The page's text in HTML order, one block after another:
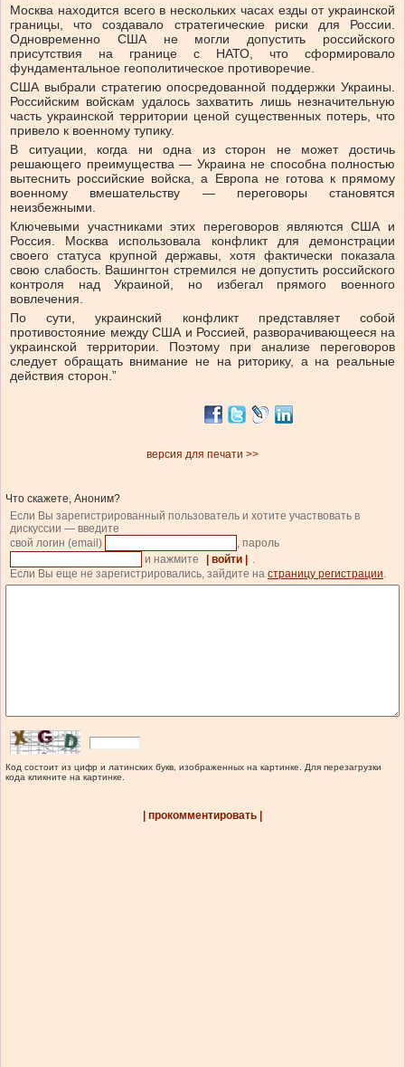
Москва находится всего в нескольких часах езды от украинской
границы, что создавало стратегические риски для России.
Одновременно США не могли допустить российского
присутствия на границе с НАТО, что сформировало
фундаментальное геополитическое противоречие.
США выбрали стратегию опосредованной поддержки Украины.
Российским войскам удалось захватить лишь незначительную
часть украинской территории ценой существенных потерь, что
привело к военному тупику.
В ситуации, когда ни одна из сторон не может достичь
решающего преимущества — Украина не способна полностью
вытеснить российские войска, а Европа не готова к прямому
военному вмешательству — переговоры становятся
неизбежными.
Ключевыми участниками этих переговоров являются США и
Россия. Москва использовала конфликт для демонстрации
своего статуса крупной державы, хотя фактически показала
свою слабость. Вашингтон стремился не допустить российского
контроля над Украиной, но избегал прямого военного
вовлечения.
По сути, украинский конфликт представляет собой
противостояние между США и Россией, разворачивающееся на
украинской территории. Поэтому при анализе переговоров
следует обращать внимание не на риторику, а на реальные
действия сторон.”
версия для печати >>
Что скажете, Аноним?
Если Вы зарегистрированный пользователь и хотите участвовать в
дискуссии — введите
свой логин (email)
, пароль
и нажмите
| войти |
.
Если Вы еще не зарегистрировались, зайдите на страницу регистрации.
Код состоит из цифр и латинских букв, изображенных на картинке. Для перезагрузки
кода кликните на картинке.
| прокомментировать |